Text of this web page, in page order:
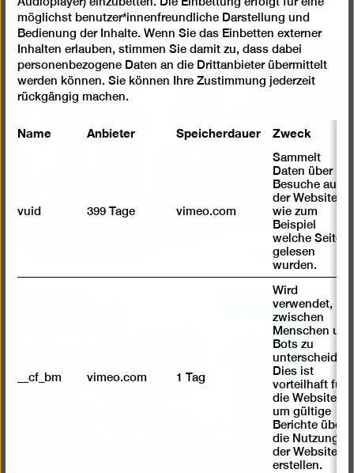
Bild
in
öffnen
Bild
in
einer
öffnen
möglichst benutzer*innenfreundliche Darstellung und
Bedienung der Inhalte. Wenn Sie das Einbetten externer
Inhalten erlauben, stimmen Sie damit zu, dass dabei
personenbezogene Daten an die Drittanbieter übermittelt
werden können. Sie können Ihre Zustimmung jederzeit
rückgängig machen.
Name Anbieter Speicherdauer Zweck
vuid 399 Tage vimeo.com
Sammelt
Daten über
Besuche auf
der Website,
wie zum
Beispiel
welche Seiten
gelesen
wurden.
__cf_bm vimeo.com 1 Tag
Wird
verwendet, um
zwischen
Menschen und
Bots zu
unterscheiden.
Dies ist
vorteilhaft für
die Website,
um gültige
Berichte über
die Nutzung
der Website zu
erstellen.